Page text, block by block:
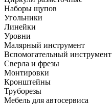
Наборы щупов
Угольники
Линейки
Уровни
Малярный инструмент
Вспомогательный инструмент
Сверла и фрезы
Монтировки
Кронштейны
Труборезы
Мебель для автосервиса